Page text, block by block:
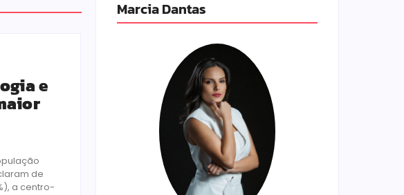
e
de
a centro-
Marcia Dantas